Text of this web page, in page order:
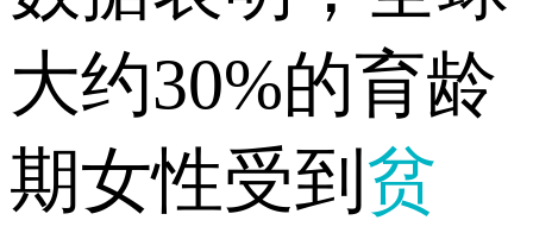
大约30%的育龄
期女性受到贫